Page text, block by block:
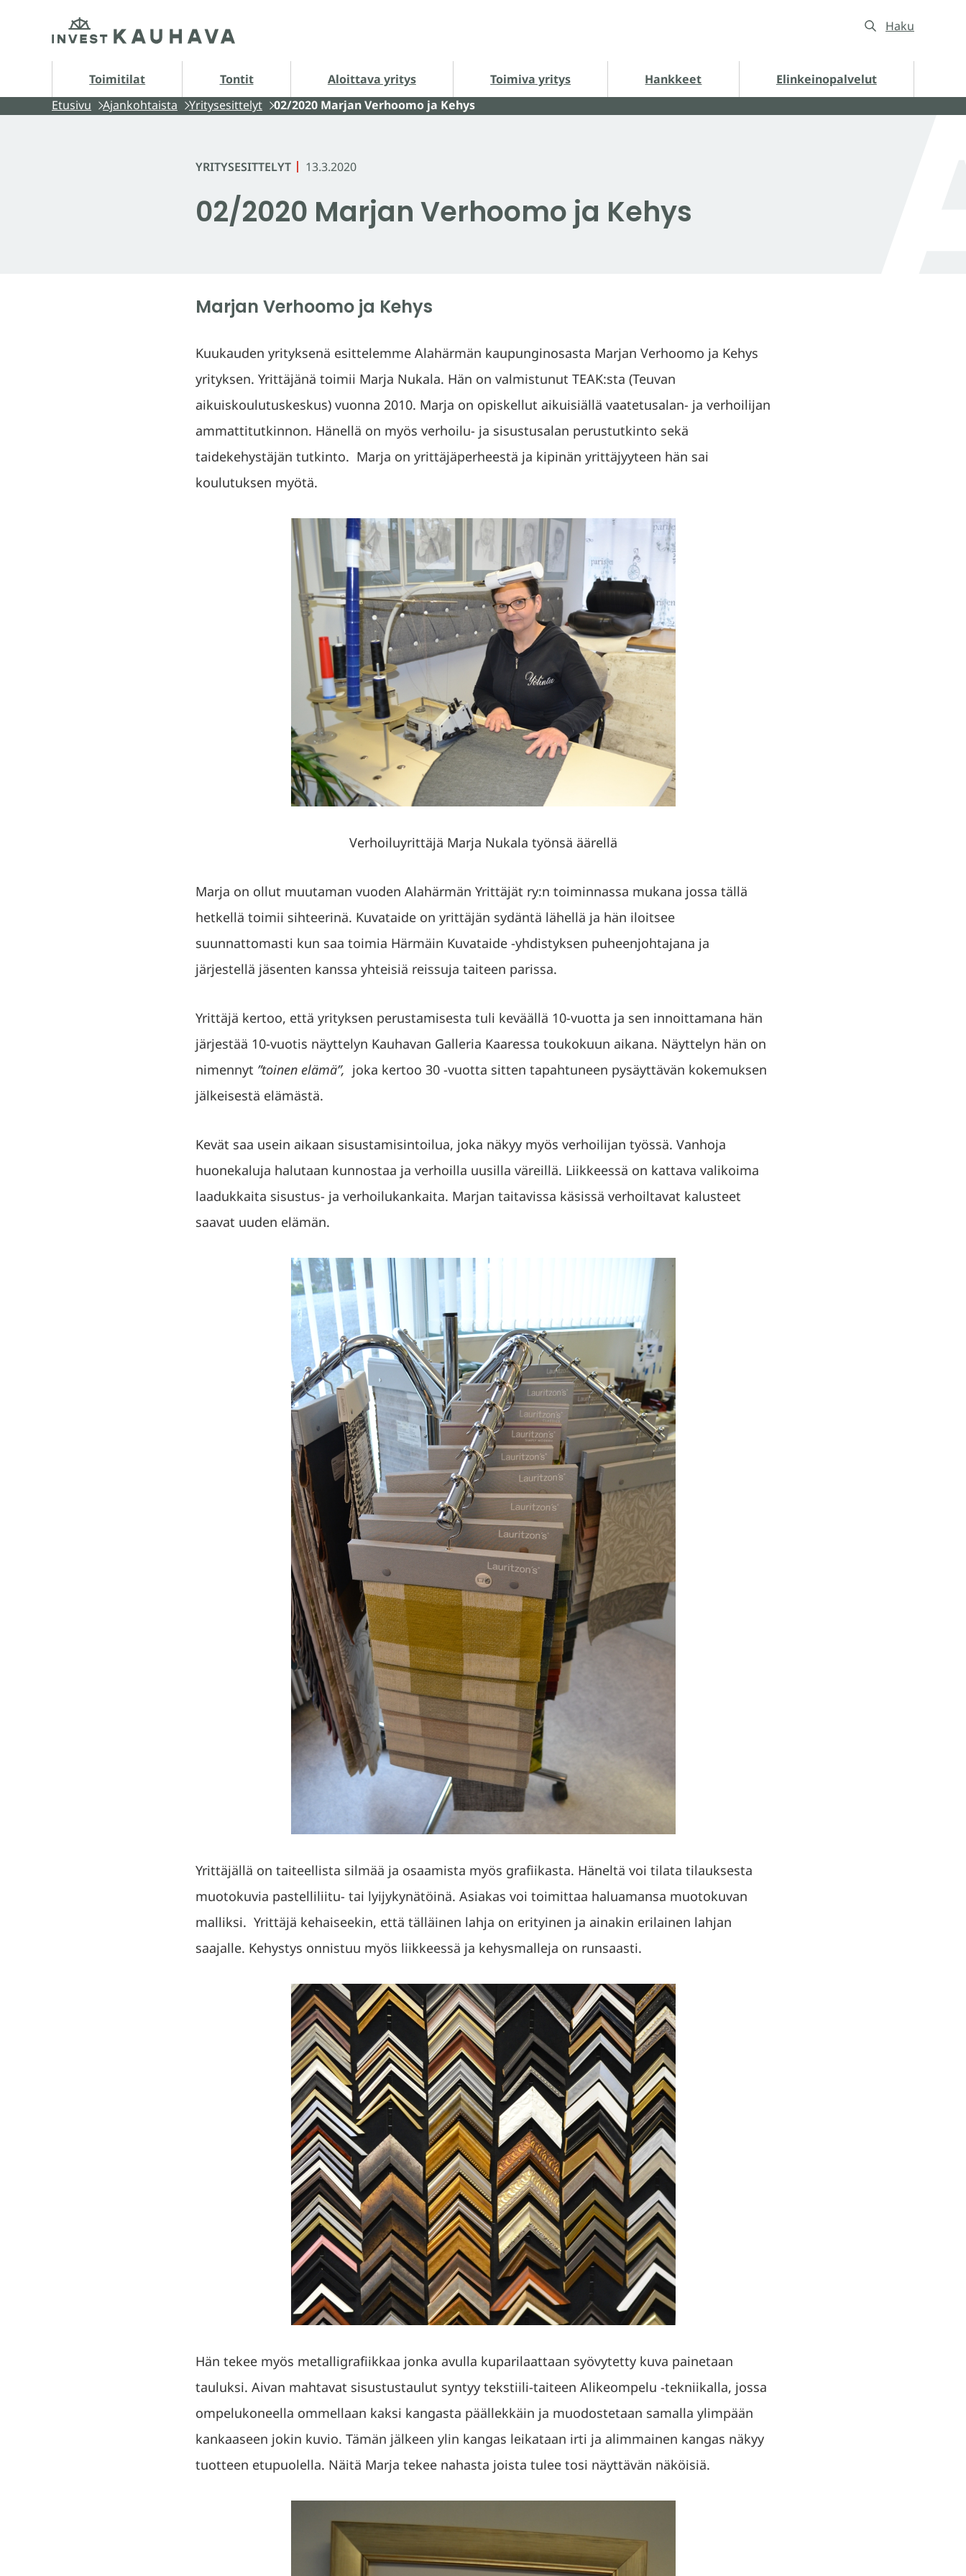
sisältöön
Etusivu Haku
Toimitilat Tontit
Tontit alasivut Aloittava yritys
Aloittava yritys alasivut Toimiva yritys
Toimiva yritys alasivut Hankkeet
Hankkeet alasivut
Elinkeinopalvelut
Etusivu
Ajankohtaista Yritysesittelyt 02/2020 Marjan Verhoomo ja Kehys
YRITYSESITTELYT 13.3.2020
02/2020 Marjan Verhoomo ja Kehys
Marjan Verhoomo ja Kehys
Kuukauden yrityksenä esittelemme Alahärmän kaupunginosasta Marjan Verhoomo ja Kehys
yrityksen. Yrittäjänä toimii Marja Nukala. Hän on valmistunut TEAK:sta (Teuvan
aikuiskoulutuskeskus) vuonna 2010. Marja on opiskellut aikuisiällä vaatetusalan- ja verhoilijan
ammattitutkinnon. Hänellä on myös verhoilu- ja sisustusalan perustutkinto sekä
taidekehystäjän tutkinto. Marja on yrittäjäperheestä ja kipinän yrittäjyyteen hän sai
koulutuksen myötä.
Verhoiluyrittäjä Marja Nukala työnsä äärellä
Marja on ollut muutaman vuoden Alahärmän Yrittäjät ry:n toiminnassa mukana jossa tällä
hetkellä toimii sihteerinä. Kuvataide on yrittäjän sydäntä lähellä ja hän iloitsee
suunnattomasti kun saa toimia Härmäin Kuvataide -yhdistyksen puheenjohtajana ja
järjestellä jäsenten kanssa yhteisiä reissuja taiteen parissa.
Yrittäjä kertoo, että yrityksen perustamisesta tuli keväällä 10-vuotta ja sen innoittamana hän
järjestää 10-vuotis näyttelyn Kauhavan Galleria Kaaressa toukokuun aikana. Näyttelyn hän on
nimennyt ”toinen elämä”, joka kertoo 30 -vuotta sitten tapahtuneen pysäyttävän kokemuksen
jälkeisestä elämästä.
Kevät saa usein aikaan sisustamisintoilua, joka näkyy myös verhoilijan työssä. Vanhoja
huonekaluja halutaan kunnostaa ja verhoilla uusilla väreillä. Liikkeessä on kattava valikoima
laadukkaita sisustus- ja verhoilukankaita. Marjan taitavissa käsissä verhoiltavat kalusteet
saavat uuden elämän.
Yrittäjällä on taiteellista silmää ja osaamista myös grafiikasta. Häneltä voi tilata tilauksesta
muotokuvia pastelliliitu- tai lyijykynätöinä. Asiakas voi toimittaa haluamansa muotokuvan
malliksi. Yrittäjä kehaiseekin, että tälläinen lahja on erityinen ja ainakin erilainen lahjan
saajalle. Kehystys onnistuu myös liikkeessä ja kehysmalleja on runsaasti.
Hän tekee myös metalligrafiikkaa jonka avulla kuparilaattaan syövytetty kuva painetaan
tauluksi. Aivan mahtavat sisustustaulut syntyy tekstiili-taiteen Alikeompelu -tekniikalla, jossa
ompelukoneella ommellaan kaksi kangasta päällekkäin ja muodostetaan samalla ylimpään
kankaaseen jokin kuvio. Tämän jälkeen ylin kangas leikataan irti ja alimmainen kangas näkyy
tuotteen etupuolella. Näitä Marja tekee nahasta joista tulee tosi näyttävän näköisiä.